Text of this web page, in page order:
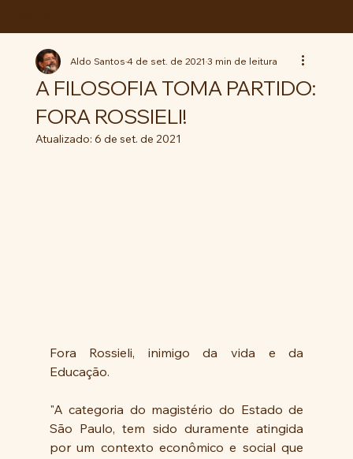
A FILOSOFIA TOMA PARTIDO:
FORA ROSSIELI!
Aldo Santos4 de set. de 2021 3 min de leitura
Atualizado: 6 de set. de 2021
Fora Rossieli, inimigo da vida e da
Educação.
"A categoria do magistério do Estado de
São Paulo, tem sido duramente atingida
por um contexto econômico e social que